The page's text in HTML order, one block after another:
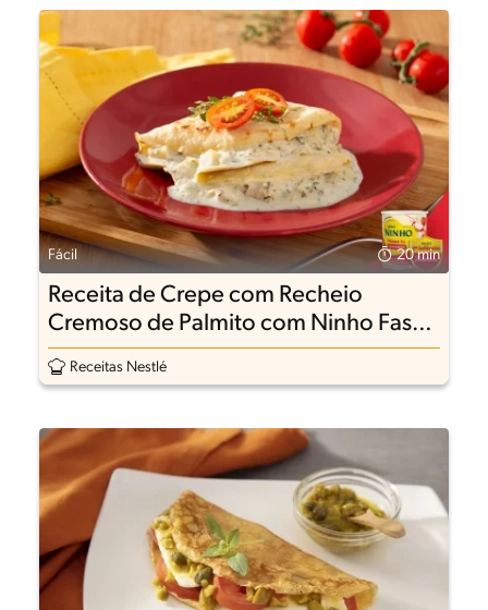
Fácil 20 min
Receita de Crepe com Recheio
Cremoso de Palmito com Ninho Fases
1+
Receitas Nestlé